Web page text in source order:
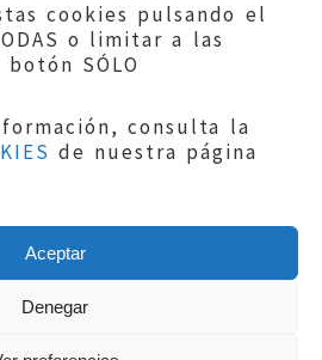
cookies pulsando el
o limitar a las
SÓLO
consulta la
de nuestra página
Aceptar
Denegar
Política de privacidad|
cookies
El Justicia de Aragón|
Sephor Consulting